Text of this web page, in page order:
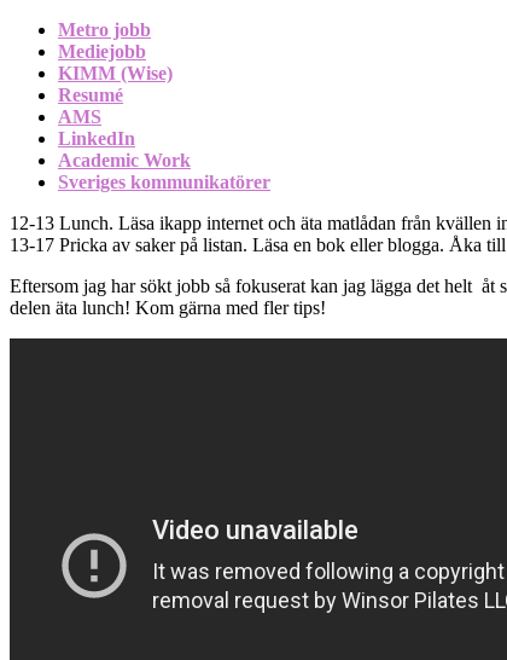
Metro jobb
Mediejobb
KIMM (Wise)
Resumé
AMS
LinkedIn
Academic Work
Sveriges kommunikatörer
12-13 Lunch. Läsa ikapp internet och äta matlådan från kvällen
13-17 Pricka av saker på listan. Läsa en bok eller blogga. Åka
Eftersom jag har sökt jobb så fokuserat kan jag lägga det helt åt
delen äta lunch! Kom gärna med fler tips!